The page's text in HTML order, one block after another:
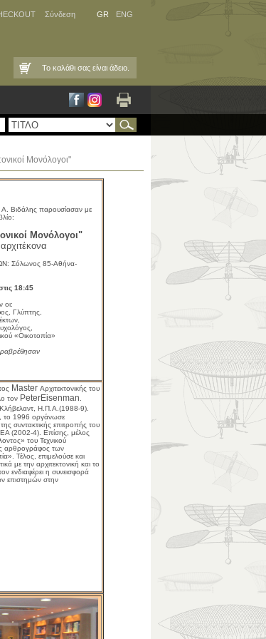
Σύνδεση GR ENG
Το καλάθι σας είναι άδειο.
Μονόλογοι"
Βιδάλης παρουσίασαν με
Μονόλογοι"
Σόλωνος 85-Αθήνα-
18:45
οι:
Γλύπτης,
«Οικοτοπία»
Master Αρχιτεκτονικής του
τον PeterEisenman
Κλήβελαντ, Η.Π.Α.(1988-9).
το 1996 οργάνωσε
συντακτικής επιτροπής του
(2002-4). Επίσης, μέλος
του Τεχνικού
αρθρογράφος των
Τέλος, επιμελούσε και
με την αρχιτεκτονική και το
ενδιαφέρει η συνεισφορά
επιστημών στην